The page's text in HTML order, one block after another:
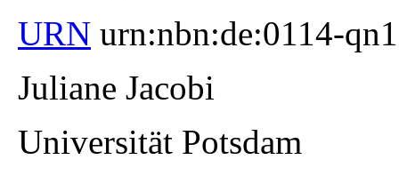
URN urn:nbn:de:0114-
Juliane Jacobi
Universität Potsdam